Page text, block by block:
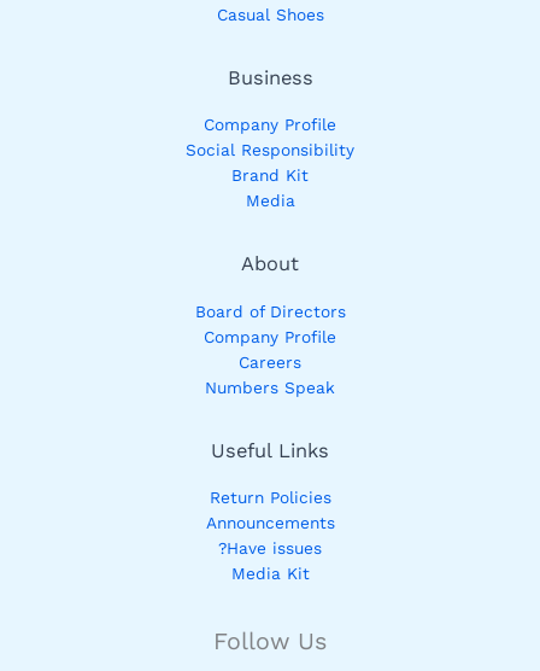
Casual Shoes
Business
Company Profile
Social Responsibility
Brand Kit
Media
About
Board of Directors
Company Profile
Careers
Numbers Speak
Useful Links
Return Policies
Announcements
Have issues?
Media Kit
Follow Us